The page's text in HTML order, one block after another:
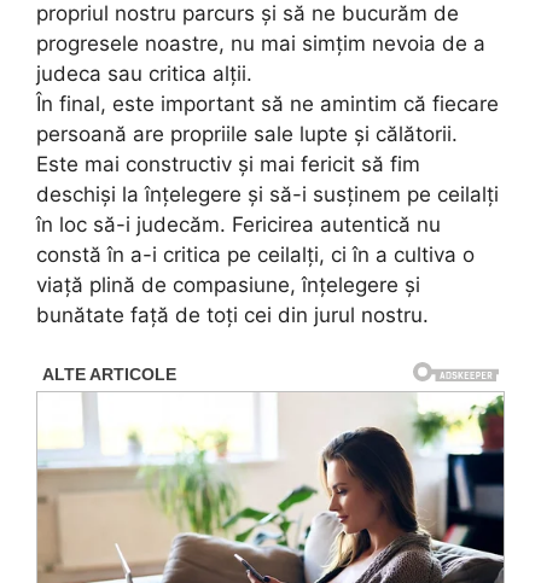
propriul nostru parcurs și să ne bucurăm de
progresele noastre, nu mai simțim nevoia de a
judeca sau critica alții.
În final, este important să ne amintim că fiecare
persoană are propriile sale lupte și călătorii.
Este mai constructiv și mai fericit să fim
deschiși la înțelegere și să-i susținem pe ceilalți
în loc să-i judecăm. Fericirea autentică nu
constă în a-i critica pe ceilalți, ci în a cultiva o
viață plină de compasiune, înțelegere și
bunătate față de toți cei din jurul nostru.